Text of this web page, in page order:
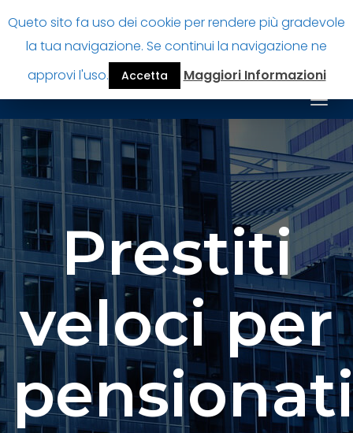
Prestitiperpensionatiok
Guida finanziamenti per pensionati
Prestiti
veloci per
Queto sito fa uso dei cookie per rendere più gradevole
la tua navigazione. Se continui la navigazione ne
approvi l'uso.
Accetta Maggiori Informazioni